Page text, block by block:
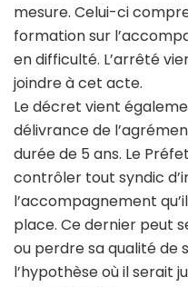
mesure. Celui-ci
formation sur
en difficulté. L’arrêté
joindre à cet acte.
Le décret vient
délivrance de
durée de 5 ans. Le
contrôler tout syndic
l’accompagnement
place. Ce dernier peut
ou perdre sa qualité de
l’hypothèse où il serait